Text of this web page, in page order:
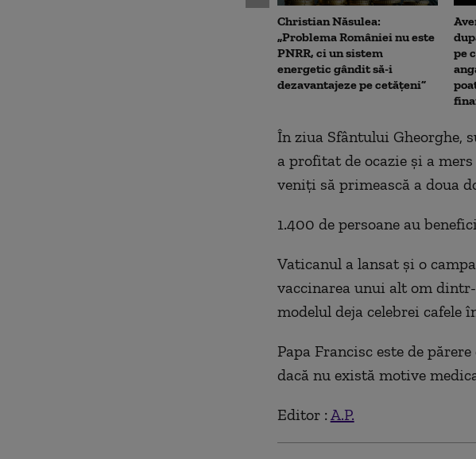
Christian Năsulea:
„Problema României nu este
PNRR, ci un sistem
energetic gândit să-i
dezavantajeze pe cetățeni”
pe
În ziua Sfântului Gheorghe,
a profitat de ocazie şi a
veniţi să primească a doua
1.400 de persoane au
Vaticanul a lansat şi o
vaccinarea unui alt om
modelul deja celebrei cafele
Papa Francisc este de
dacă nu există motive
Editor : A.P.